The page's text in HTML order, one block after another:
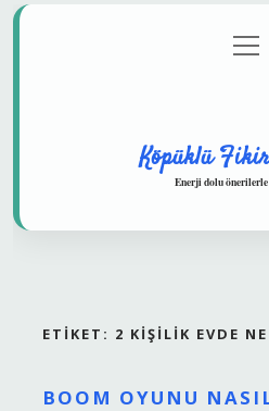
Gizlilik aç
Köpüklü
Enerji dolu
ETIKET: 2 KIŞILIK EVDE
BOOM OYUNU